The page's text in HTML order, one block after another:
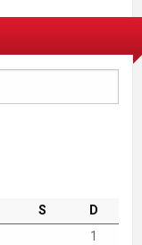
S
D
1